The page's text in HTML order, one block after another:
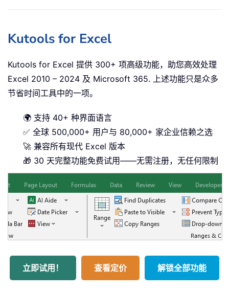
Kutools for Excel
Kutools for Excel 提供 300+ 项高级功能，助您高效处理
Excel 2010 – 2024 及 Microsoft 365. 上述功能只是众多
节省时间工具中的一项。
🌍 支持 40+ 种界面语言
✅ 全球 500,000+ 用户与 80,000+ 家企业信赖之选
🚀 兼容所有现代 Excel 版本
🎁 30 天完整功能免费试用——无需注册，无任何限制
立即试用！ 查看定价 解锁全部功能